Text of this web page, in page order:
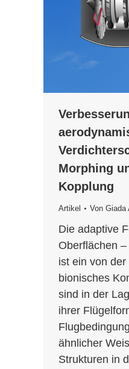
Morphing
Kopplung
Artikel Von Giada
Die adaptive
Oberflächen
ist ein von
bionisches
sind in der
ihrer
ähnlicher
Strukturen in